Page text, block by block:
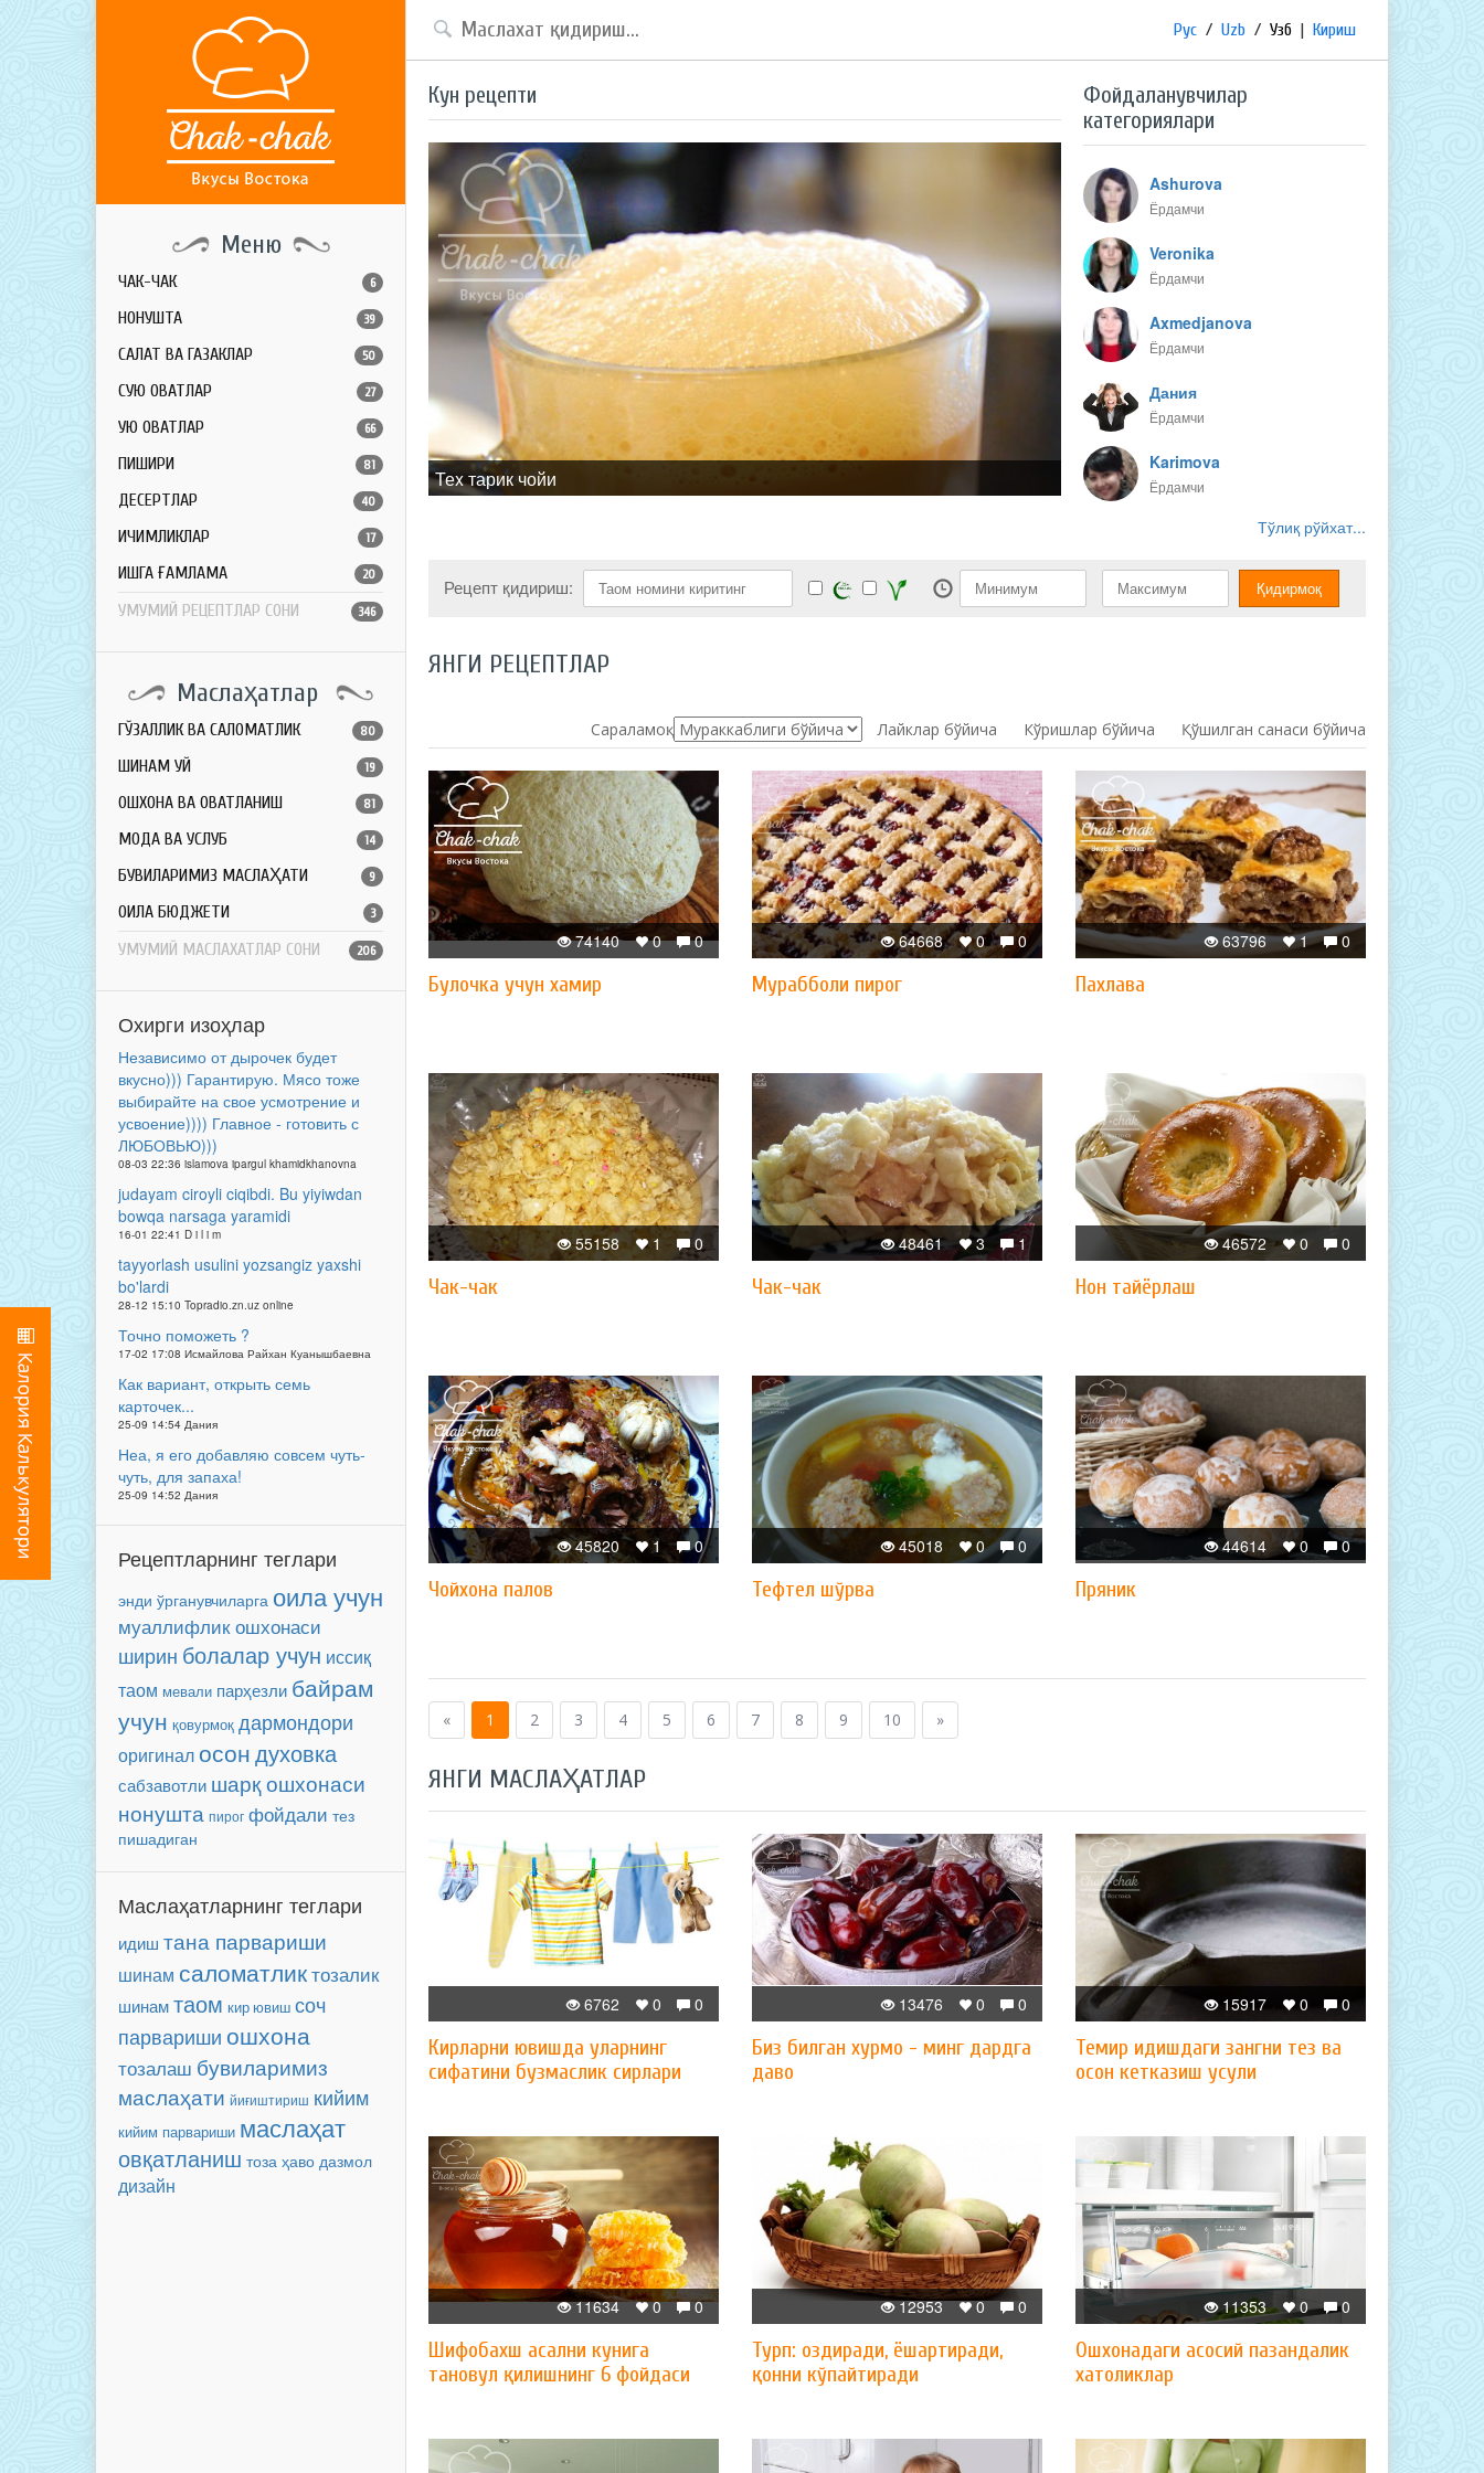
Меню
ЧАК-ЧАК 6
НОНУШТА 39
САЛАТ ВА ГАЗАКЛАР 50
СУЮҚ ОВҚАТЛАР 27
ҚУЮҚ ОВҚАТЛАР 66
ПИШИРИҚ 81
ДЕСЕРТЛАР 40
ИЧИМЛИКЛАР 17
ҚИШГА ҒАМЛАМА 20
УМУМИЙ РЕЦЕПТЛАР СОНИ 346
Маслаҳатлар
ГЎЗАЛЛИК ВА САЛОМАТЛИК 80
ШИНАМ УЙ 19
ОШХОНА ВА ОВҚАТЛАНИШ 81
МОДА ВА УСЛУБ 14
БУВИЛАРИМИЗ МАСЛАҲАТИ 9
ОИЛА БЮДЖЕТИ 3
УМУМИЙ МАСЛАХАТЛАР СОНИ 206
Охирги изоҳлар
Независимо от дырочек будет
вкусно))) Гарантирую. Мясо тоже
выбирайте на свое усмотрение и
усвоение)))) Главное - готовить с
ЛЮБОВЬЮ)))
08-03 22:36 islamova ipargul khamidkhanovna
judayam ciroyli ciqibdi. Bu yiyiwdan
bowqa narsaga yaramidi
16-01 22:41 D i l i m
tayyorlash usulini yozsangiz yaxshi
bo'lardi
28-12 15:10 Topradio.zn.uz online
Точно поможеть ?
17-02 17:08 Исмайлова Райхан Куанышбаевна
Как вариант, открыть семь
карточек...
25-09 14:54 Дания
Неа, я его добавляю совсем чуть-
чуть, для запаха!
25-09 14:52 Дания
Рецептларнинг теглари
энди ўрганувчиларга оила учун
муаллифлик ошхонаси
ширин болалар учун иссиқ
таом мевали парҳезли байрам
учун қовурмоқ дармондори
оригинал осондуховка
сабзавотли шарқ ошхонаси
нонушта пирог фойдали тез
пишадиган
Маслаҳатларнинг теглари
идиш тана парвариши
шинам саломатликтозалик
шинамтаом кир ювиш соч
парвариши ошхона
тозалаш бувиларимиз
маслаҳати йиғиштириш кийим
кийим парвариши маслаҳат
овқатланиш тоза ҳаво дазмол
дизайн
Рус / Uzb / Узб | Кириш
Кун рецепти
Теx тарик чойи
Фойдаланувчилар
категориялари
Ashurova
Ёрдамчи
Veronika
Ёрдамчи
Axmedjanova
Ёрдамчи
Дания
Ёрдамчи
Karimova
Ёрдамчи
Тўлиқ рўйхат...
Рецепт қидириш:
ЯНГИ РЕЦЕПТЛАР
Сараламоқ: Лайклар бўйича Кўришлар бўйича Қўшилган санаси бўйича
0
0
74140
Булочка учун хамир
0
0
64668
Мурабболи пирог
0
1
63796
Пахлава
0
1
55158
Чак-чак
1
3
48461
Чак-чак
0
0
46572
Нон тайёрлаш
0
1
45820
Чойхона палов
0
0
45018
Тефтел шўрва
0
0
44614
Пряник
« 1 2 3 4 5 6 7 8 9 10 »
ЯНГИ МАСЛАҲАТЛАР
0
0
6762
Кирларни ювишда уларнинг
сифатини бузмаслик сирлари
0
0
13476
Биз билган хурмо - минг дардга
даво
0
0
15917
Темир идишдаги зангни тез ва
осон кетказиш усули
0
0
11634
Шифобахш асални кунига
тановул қилишнинг 6 фойдаси
0
0
12953
Турп: оздиради, ёшартиради,
қонни кўпайтиради
0
0
11353
Ошхонадаги асосий пазандалик
хатоликлар